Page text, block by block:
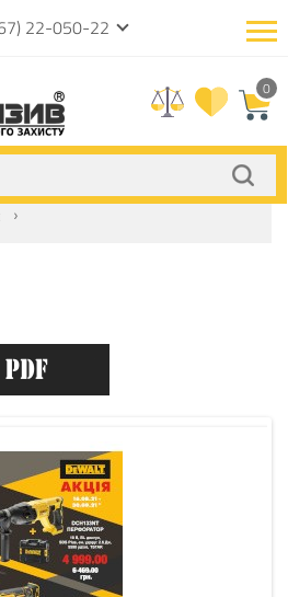
22-050-22
0